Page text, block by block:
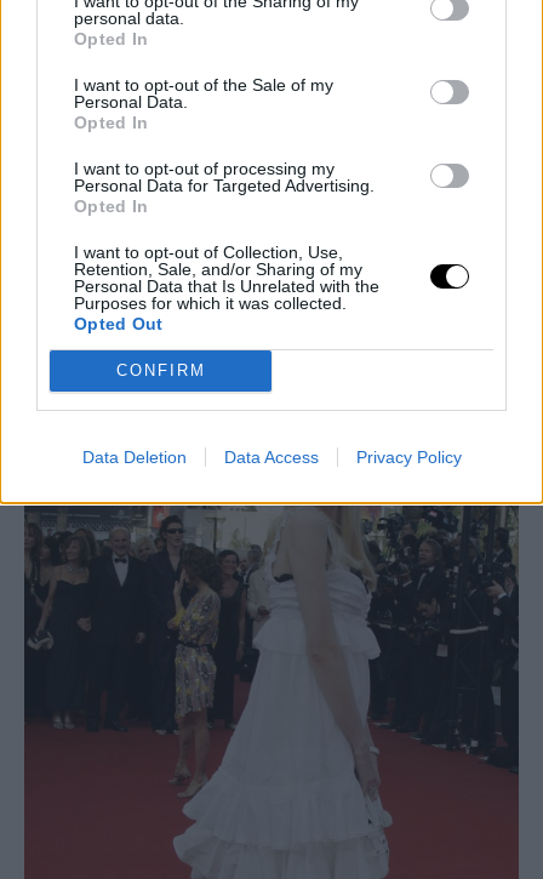
personal data.
Opted In
I want to opt-out of the Sale of my
Personal Data.
Opted In
I want to opt-out of processing my
Personal Data for Targeted Advertising.
Opted In
I want to opt-out of Collection, Use,
Retention, Sale, and/or Sharing of my
Personal Data that Is Unrelated with the
Purposes for which it was collected.
Opted Out
CONFIRM
Data Deletion Data Access Privacy Policy
της καριέρας της δεν μιλούσε καν στις φωτογραφίσεις.
την επιμονή της μητέρας της να τελειώσει πρώτα το σχολείο,
εκείνη συμφώνησε να πάει στο Παρίσι για τα πρώτα
δοκιμαστικά. Σε ελάχιστο διάστημα ο
Καρλ Λάγκερφελντ,
διάσημος σχεδιαστής του οίκου Chanel, την έκανε μούσα του
και σύναψε μαζί της αποκλειστικό συμβόλαιο συνεργασίας. Τα
τζιν της φίρμας Guess ποτέ δεν διαφημίστηκαν με καλύτερο
Κάμπελ, Σίντι Κρόφορντ, Ελ Μακφέρσον και Λίντα
Εβαντζελίστα . Η Γερμανίδα supermodel ενσάρκωνε τη
σύγχρονη εκδοχή της Μπριζίτ Μπαρντό και φωτογραφήθηκε
για πάνω από 1000 εξώφυλλα.